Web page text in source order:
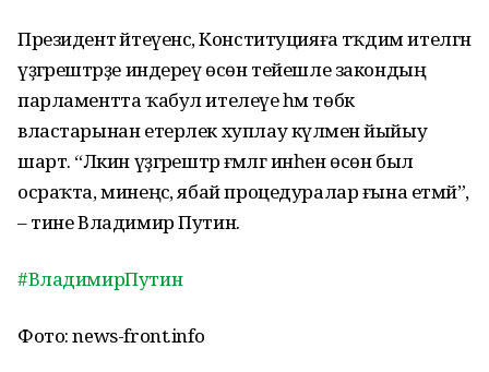
Президент әйтеүенсә, Конституцияға тәҡдим ителгән
үҙгәрештәрҙе индереү өсөн тейешле закондың
парламентта ҡабул ителеүе һәм төбәк
властарынан етерлек хуплау күләмен йыйыу
шарт. “Ләкин үҙгәрештәр ғәмәлгә инһен өсөн был
осраҡта, минеңсә, ябай процедуралар ғына етмәй”,
– тине Владимир Путин.
#ВладимирПутин
Фото: news-front.info